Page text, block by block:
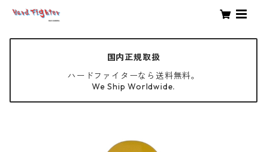
国内正規取扱
ハードファイターなら送料無料。
We Ship Worldwide.